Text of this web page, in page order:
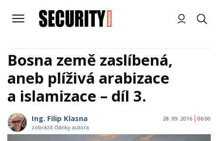
Bosna země zaslíbená,
aneb plíživá arabizace
a islamizace – díl 3.
Ing. Filip Klasna
zobrazit články autora
28. 09. 2016 06:00